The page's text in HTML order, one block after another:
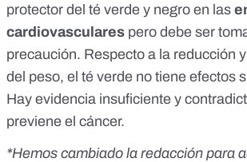
protector del té verde y negro en las
cardiovasculares pero debe ser
precaución. Respecto a la reducción
del peso, el té verde no tiene efectos
Hay evidencia insuficiente y
previene el cáncer.
*Hemos cambiado la redacción para